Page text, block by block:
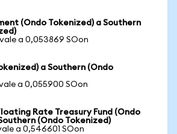
(Ondo Tokenized) a Southern
a 0,053869 SOon
a Southern (Ondo
a 0,055900 SOon
Rate Treasury Fund (Ondo
(Ondo Tokenized)
a 0,546601 SOon